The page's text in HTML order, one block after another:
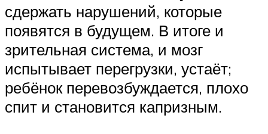
сдержать нарушений, которые
появятся в будущем. В итоге и
зрительная система, и мозг
испытывает перегрузки, устаёт;
ребёнок перевозбуждается, плохо
спит и становится капризным.